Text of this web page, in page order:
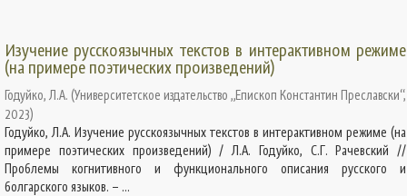
Изучение русскоязычных текстов в интерактивном режиме
(на примере поэтических произведений)
Годуйко, Л.А. (Университетское издательство „Епископ Константин Преславски“,
2023)
Годуйко, Л.А. Изучение русскоязычных текстов в интерактивном режиме (на
примере поэтических произведений) / Л.А. Годуйко, С.Г. Рачевский //
Проблемы когнитивного и функционального описания русского и
болгарского языков. – ...